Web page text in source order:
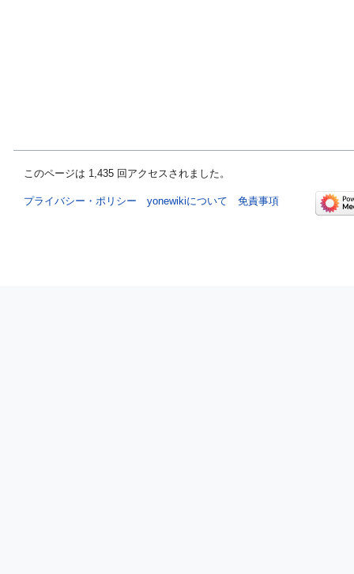
このページは 1,435 回アクセスされました。
プライバシー・ポリシー yonewikiについて 免責事項